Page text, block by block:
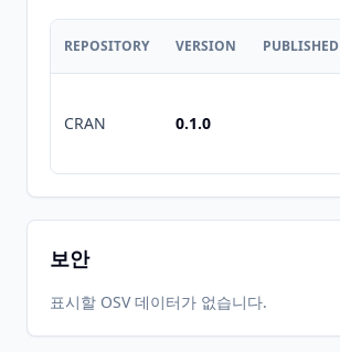
REPOSITORY VERSION PUBLISHED
CRAN 0.1.0
보안
표시할 OSV 데이터가 없습니다.